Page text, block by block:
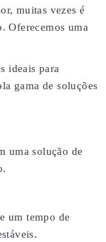
muitas vezes é
Oferecemos uma
ideais para
gama de soluções
uma solução de
um tempo de